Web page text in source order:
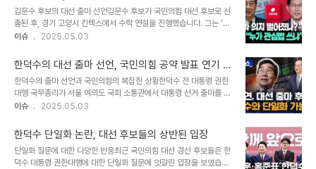
되고 있습니다. 보수 진영 내에서는 이 후보의 지지를 통해 중도층의
표심을 확보할 필요성이 더욱 강조되고 있습니다. 단일화의 가능성과
보수 진영의 기대이준석 후보는 단독 지지율로는 대선 판도를 바꾸기
것이 중요하다는 의견이 많습니다..
서의 소명과 포부
김문수 후보의 대선 출마 선언김문수 후보가 국민의힘 대선 후보로 선
출된 후, 경기 고양시 킨텍스에서 수락 연설을 진행했습니다. 그는 ‘대
한민국이 민주화의 새로운 단계에 들어왔다고 생각한다’며 ‘중대한 기
게 강한 인상을 남겼으며, 민주주의의 발전을 위한 새로운 비전을 제시
했습니다. 반이재명 연대의 필요성김 후보는 ‘이재명 더불어민주당 후
보가 대통령이 되면 바람직하지 않다는 많은 이들과 손잡고 갈 것’이라
고 언급하며, 반이재명 연대의 필요성을 강조했습니다. 그는 다양한 정
치 세력과 협력하여 이재명 후보와의 경쟁에서 승리할 것을 다짐했습
는 ‘국민이 납득할 방법을 찾겠..
이슈 2025.05.03
한덕수의 대선 출마 선언, 국민의힘 공약 발표 연기 배
경은?
한덕수의 출마 선언과 국민의힘의 복잡한 상황한덕수 전 대통령 권한
대행 국무총리가 서울 여의도 국회 소통관에서 대통령 선거 출마를 선
언했습니다. 이 발표는 국민의힘이 3일 전당대회를 앞두고 이루어졌
정한 배경이 되었습니다. 이처럼 중요한 정치적 결정은 많은 이들의 관
심을 받고 있으며, 특히 한 전 총리의 출마가 국민의힘의 대선 전략에
어떤 영향을 미칠지 주목되고 있습니다. 국민의힘은 대선 후보가 확정
되면 공약을 발표할 계획이었으나, 한 전 총리의 등판으로 인해 변수가
이슈 2025.05.03
한덕수 단일화 논란, 대선 후보들의 상반된 입장
단일화 질문에 대한 다양한 반응최근 국민의힘 대선 경선 후보들은 한
덕수 대통령 권한대행에 대한 단일화 질문에 엇갈린 입장을 보였습니